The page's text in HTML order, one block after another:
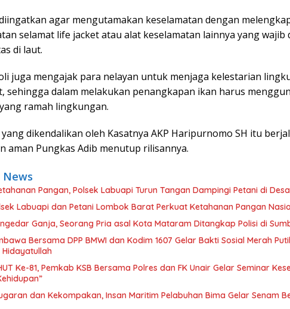
agar mengutamakan keselamatan dengan
selamat life jacket atau alat keselamatan lainnya yang wajib
di laut.
juga mengajak para nelayan untuk menjaga kelestarian
sehingga dalam melakukan penangkapan ikan harus
ramah lingkungan.
dikendalikan oleh Kasatnya AKP Haripurnomo SH itu
aman Pungkas Adib menutup rilisannya.
News
Pangan, Polsek Labuapi Turun Tangan Dampingi Petani di
Labuapi dan Petani Lombok Barat Perkuat Ketahanan Pangan
Ganja, Seorang Pria asal Kota Mataram Ditangkap Polisi di
Bersama DPP BMWI dan Kodim 1607 Gelar Bakti Sosial Merah
Ke-81, Pemkab KSB Bersama Polres dan FK Unair Gelar Seminar
dan Kekompakan, Insan Maritim Pelabuhan Bima Gelar Senam